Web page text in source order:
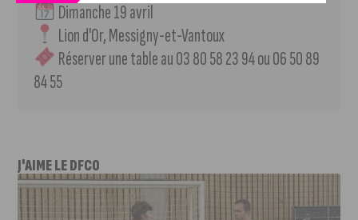
Dimanche 19 avril
Lion d'Or, Messigny-et-Vantoux
Réserver une table au 03 80 58 23 94 ou 06 50 89
84 55
J'AIME LE DFCO